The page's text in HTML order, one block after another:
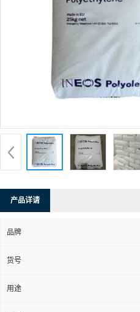
货号
用途
牌号